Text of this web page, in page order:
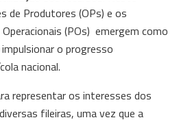
de Produtores (OPs) e os
(POs) emergem como
o progresso
nacional.
representar os interesses dos
fileiras, uma vez que a